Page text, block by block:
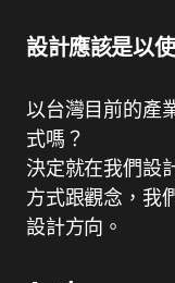
設計應該是以
以台灣目前的產
式嗎？
決定就在我們設
方式跟觀念，我
設計方向。